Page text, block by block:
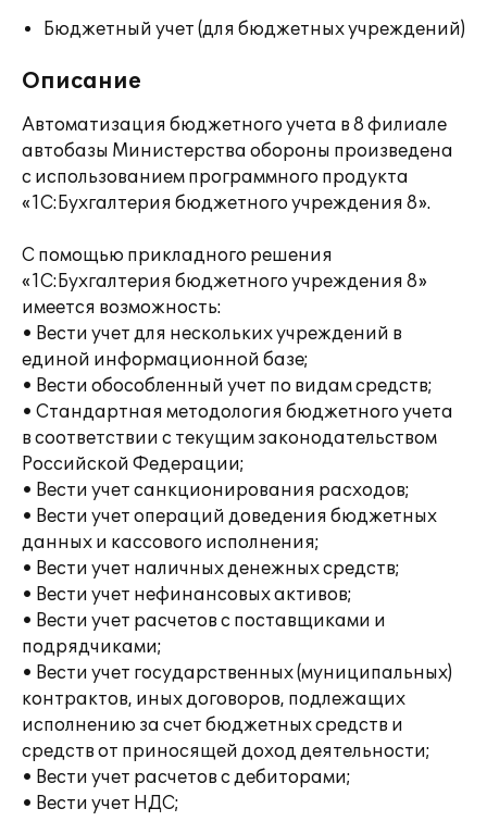
Бюджетный учет (для бюджетных учреждений)
Описание
Автоматизация бюджетного учета в 8 филиале
автобазы Министерства обороны произведена
с использованием программного продукта
«1С:Бухгалтерия бюджетного учреждения 8».
С помощью прикладного решения
«1С:Бухгалтерия бюджетного учреждения 8»
имеется возможность:
• Вести учет для нескольких учреждений в
единой информационной базе;
• Вести обособленный учет по видам средств;
• Стандартная методология бюджетного учета
в соответствии с текущим законодательством
Российской Федерации;
• Вести учет санкционирования расходов;
• Вести учет операций доведения бюджетных
данных и кассового исполнения;
• Вести учет наличных денежных средств;
• Вести учет нефинансовых активов;
• Вести учет расчетов с поставщиками и
подрядчиками;
• Вести учет государственных (муниципальных)
контрактов, иных договоров, подлежащих
исполнению за счет бюджетных средств и
средств от приносящей доход деятельности;
• Вести учет расчетов с дебиторами;
• Вести учет НДС;